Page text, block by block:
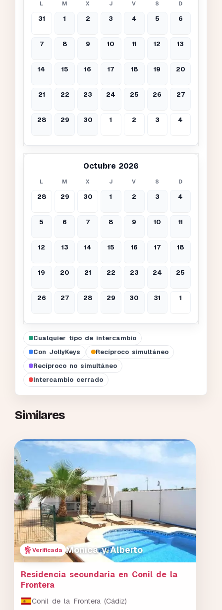
L M X J V S D
31 1 2 3 4 5 6
7 8 9 10 11 12 13
14 15 16 17 18 19 20
21 22 23 24 25 26 27
28 29 30 1 2 3 4
Octubre 2026
L M X J V S D
28 29 30 1 2 3 4
5 6 7 8 9 10 11
12 13 14 15 16 17 18
19 20 21 22 23 24 25
26 27 28 29 30 31 1
Cualquier tipo de intercambio
Con JollyKeys
Recíproco simultáneo
Recíproco no simultáneo
Intercambio cerrado
Similares
Verificada Monica y Alberto
Residencia secundaria en Conil de la
Frontera
Conil de la Frontera (Cádiz)